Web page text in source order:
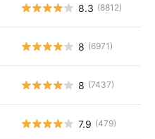
8.3 (8812)
8 (6971)
8 (7437)
7.9 (479)